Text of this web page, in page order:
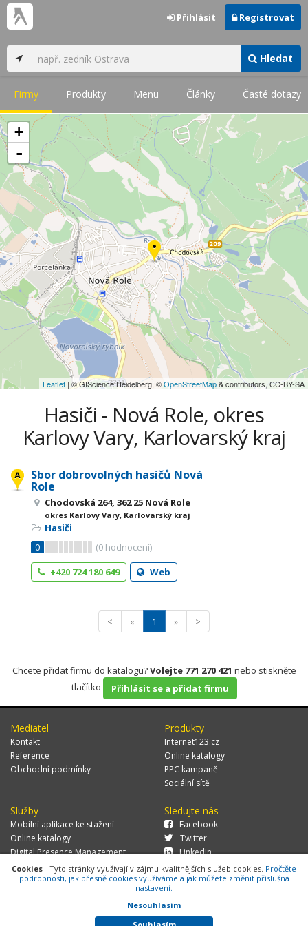
Hledat
Přihlásit Registrovat
Firmy Produkty Menu Články Časté dotazy
+
-
Leaflet | © GIScience Heidelberg, ©OpenStreetMap& contributors, CC-BY-SA
Hasiči - Nová Role, okres
Karlovy Vary, Karlovarský kraj
Sbor dobrovolných hasičů Nová
Role
Chodovská 264, 362 25 Nová Role
okres Karlovy Vary, Karlovarský kraj
Hasiči
0
(0 hodnocení)
+420 724 180 649
Web
< « 1 » >
Chcete přidat firmu do katalogu?Volejte 771 270 421 nebo stiskněte
tlačítko
Přihlásit se a přidat firmu
Mediatel
Kontakt
Reference
Obchodní podmínky
Produkty
Internet123.cz
Online katalogy
PPC kampaně
Sociální sítě
Služby
Mobilní aplikace ke stažení
Online katalogy
Digital Presence Management
Více zákazníků
Sledujte nás
Facebook
Twitter
LinkedIn
© 2026 MEDIATEL CZ, s.r.o.,Za Potokem 46/4, 106 00 Praha 10, tel.:
+420 771 270 421, verze 1.29.0.143,
Cookies
Cookies - Tyto stránky využívají v zájmu kvalitnějších služeb cookies. Pročtěte
podrobnosti, jak přesně cookies využíváme a jak můžete změnit příslušná
nastavení.
Nesouhlasím
Souhlasím